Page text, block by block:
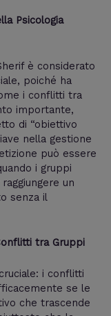
Psicologia
è considerato
poiché ha
i conflitti tra
importante,
di “obiettivo
nella gestione
può essere
i gruppi
un
senza il
tra Gruppi
i conflitti
se le
che trascende